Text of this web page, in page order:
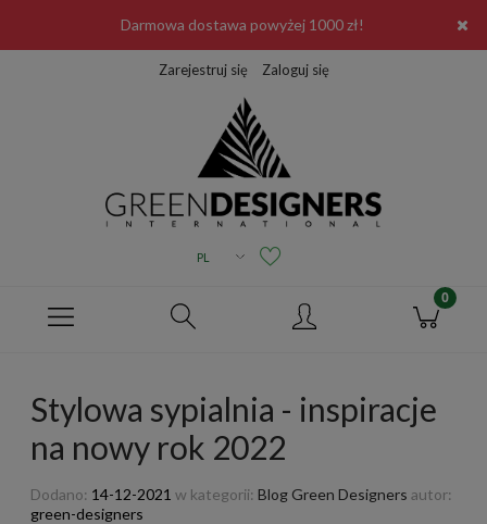
Darmowa dostawa powyżej 1000 zł!
Zarejestruj się Zaloguj się
Stylowa sypialnia - inspiracje
na nowy rok 2022
Dodano: 14-12-2021 w kategorii: Blog Green Designers autor:
green-designers